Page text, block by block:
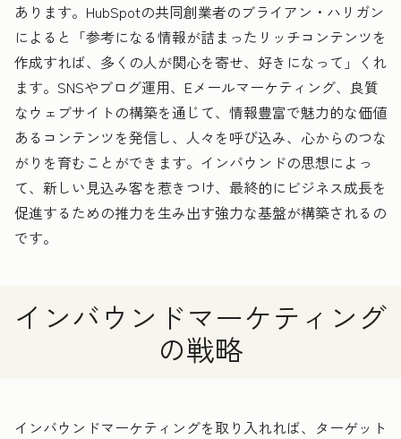
あります。HubSpotの共同創業者のブライアン・ハリガン
によると「参考になる情報が詰まったリッチコンテンツを
作成すれば、多くの人が関心を寄せ、好きになって」くれ
ます。SNSやブログ運用、Eメールマーケティング、良質
なウェブサイトの構築を通じて、情報豊富で魅力的な価値
あるコンテンツを発信し、人々を呼び込み、心からのつな
がりを育むことができます。インバウンドの思想によっ
て、新しい見込み客を惹きつけ、最終的にビジネス成長を
促進するための推力を生み出す強力な基盤が構築されるの
です。
インバウンドマーケティング
の戦略
インバウンドマーケティングを取り入れれば、ターゲット